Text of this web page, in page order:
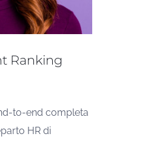
Ranking
to-end completa
HR di